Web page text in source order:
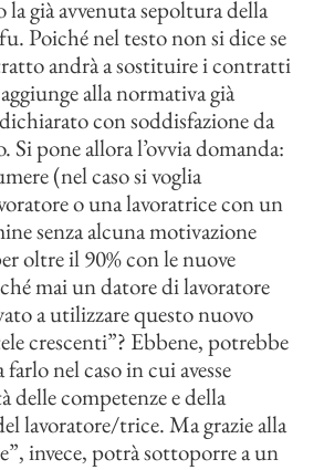
la già avvenuta sepoltura della
Poiché nel testo non si dice se
andrà a sostituire i contratti
aggiunge alla normativa già
con soddisfazione da
Si pone allora l’ovvia domanda:
(nel caso si voglia
o una lavoratrice con un
senza alcuna motivazione
oltre il 90% con le nuove
mai un datore di lavoratore
a utilizzare questo nuovo
crescenti”? Ebbene, potrebbe
farlo nel caso in cui avesse
delle competenze e della
lavoratore/trice. Ma grazie alla
invece, potrà sottoporre a un